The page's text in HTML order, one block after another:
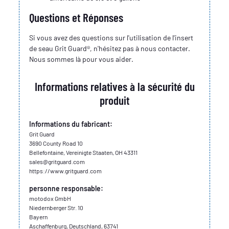
Questions et Réponses
Si vous avez des questions sur l'utilisation de l'insert
de seau Grit Guard®, n'hésitez pas à nous contacter.
Nous sommes là pour vous aider.
Informations relatives à la sécurité du
produit
Informations du fabricant:
Grit Guard
3690 County Road 10
Bellefontaine, Vereinigte Staaten, OH 43311
sales@gritguard.com
https://www.gritguard.com
personne responsable:
motodox GmbH
Niedernberger Str. 10
Bayern
Aschaffenburg, Deutschland, 63741